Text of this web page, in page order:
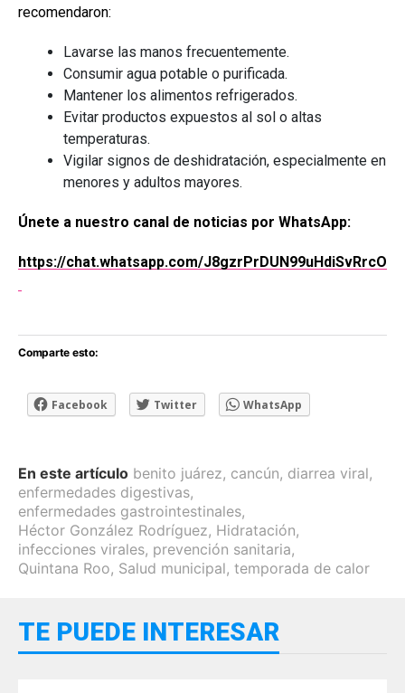
recomendaron:
Lavarse las manos frecuentemente.
Consumir agua potable o purificada.
Mantener los alimentos refrigerados.
Evitar productos expuestos al sol o altas
temperaturas.
Vigilar signos de deshidratación, especialmente en
menores y adultos mayores.
Únete a nuestro canal de noticias por WhatsApp:
https://chat.whatsapp.com/J8gzrPrDUN99uHdiSvRrcO
Comparte esto:
Facebook Twitter WhatsApp
En este artículo benito juárez, cancún, diarrea viral,
enfermedades digestivas,
enfermedades gastrointestinales,
Héctor González Rodríguez, Hidratación,
infecciones virales, prevención sanitaria,
Quintana Roo, Salud municipal, temporada de calor
TE PUEDE INTERESAR